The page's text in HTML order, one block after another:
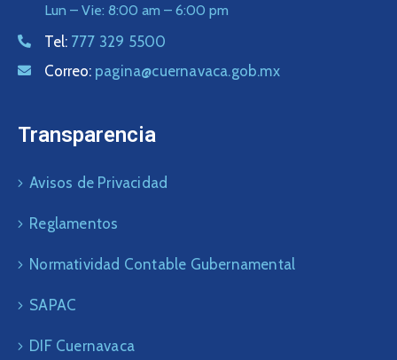
Lun – Vie: 8:00 am – 6:00 pm
Tel: 777 329 5500
Correo: pagina@cuernavaca.gob.mx
Transparencia
Avisos de Privacidad
Reglamentos
Normatividad Contable Gubernamental
SAPAC
DIF Cuernavaca